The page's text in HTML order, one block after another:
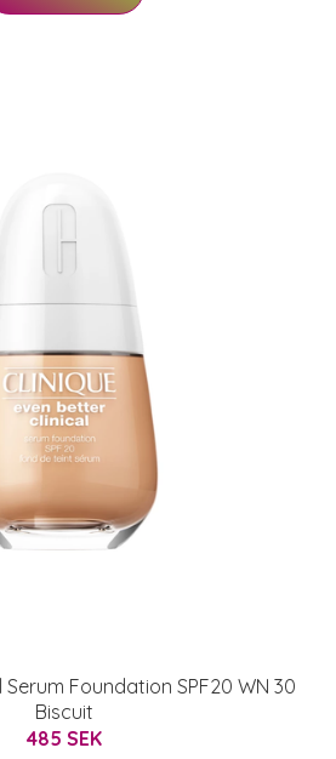
Foundation SPF20 WN 30
Biscuit
485 SEK